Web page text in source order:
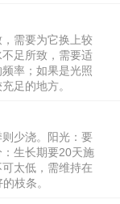
需要为它换上较
足所致，需要适
率；如果是光照
足的地方。
少浇。阳光：要
生长期要20天施
太低，需维持在
枝条。